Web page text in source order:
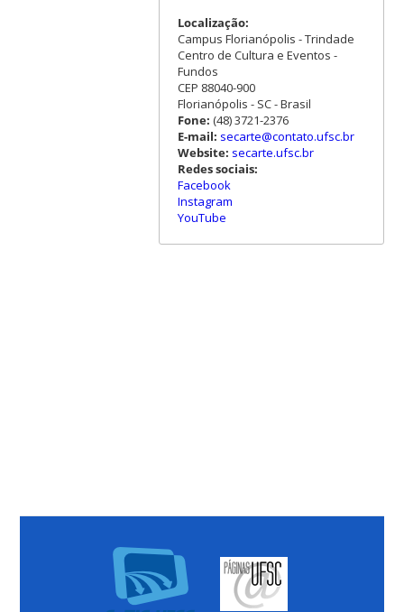
Localização:
Campus Florianópolis - Trindade
Centro de Cultura e Eventos -
Fundos
CEP 88040-900
Florianópolis - SC - Brasil
Fone: (48) 3721-2376
E-mail: secarte@contato.ufsc.br
Website: secarte.ufsc.br
Redes sociais:
Facebook
Instagram
YouTube